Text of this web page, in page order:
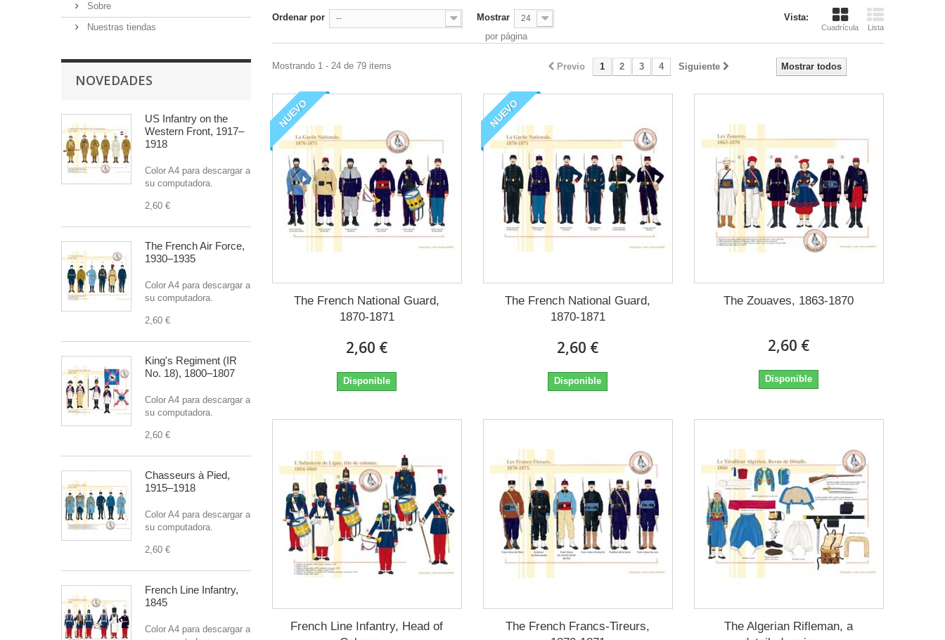
Sobre
Nuestras tiendas
NOVEDADES
US Infantry on the
Western Front, 1917–
1918
Color A4 para descargar a
su computadora.
2,60 €
The French Air Force,
1930–1935
Color A4 para descargar a
su computadora.
2,60 €
King's Regiment (IR
No. 18), 1800–1807
Color A4 para descargar a
su computadora.
2,60 €
Chasseurs à Pied,
1915–1918
Color A4 para descargar a
su computadora.
2,60 €
French Line Infantry,
1845
Color A4 para descargar a
Vista:
Cuadrícula Lista
Ordenar por -- Mostrar 24
por página
Mostrar todos
Previo 1 2 3 4 Siguiente
Mostrando 1 - 24 de 79 items
NUEVO
The French National Guard,
1870-1871
2,60 €
Disponible
NUEVO
The French National Guard,
1870-1871
2,60 €
Disponible
The Zouaves, 1863-1870
2,60 €
Disponible
French Line Infantry, Head of
The French Francs-Tireurs,
The Algerian Rifleman, a